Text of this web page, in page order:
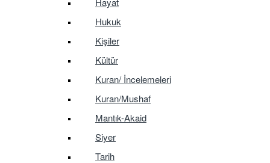
Hukuk
Kişiler
Kültür
Kuran/ İncelemeleri
Kuran/Mushaf
Mantık-Akaid
Siyer
Tarih